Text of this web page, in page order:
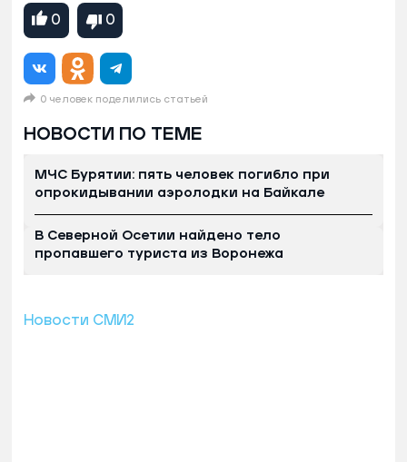
0 0
0 человек поделились статьей
НОВОСТИ ПО ТЕМЕ
МЧС Бурятии: пять человек погибло при
опрокидывании аэролодки на Байкале
В Северной Осетии найдено тело
пропавшего туриста из Воронежа
Новости СМИ2